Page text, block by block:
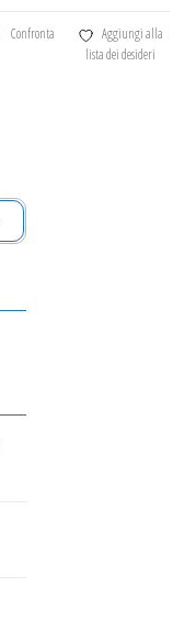
Confronta
Aggiungi alla
lista dei desideri